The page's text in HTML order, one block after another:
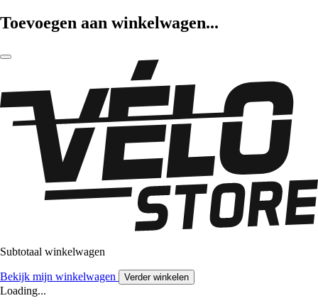
Toevoegen aan winkelwagen...
Subtotaal winkelwagen
Bekijk mijn winkelwagen Verder winkelen
Loading...